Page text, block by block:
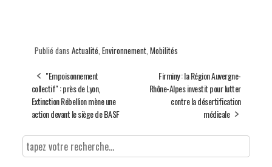
Publié dans Actualité, Environnement, Mobilités
"Empoisonnement
collectif" : près de Lyon,
Extinction Rébellion mène une
action devant le siège de BASF
Firminy : la Région Auvergne-
Rhône-Alpes investit pour lutter
contre la désertification
médicale